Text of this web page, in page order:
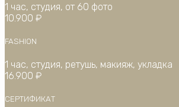
1 час, студия, от 60 фото
10.900 ₽
FASHION
1 час, студия, ретушь, макияж, укладка
16.900 ₽
СЕРТИФИКАТ